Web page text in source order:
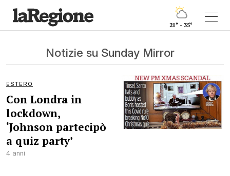
21° - 35°
Notizie su Sunday Mirror
ESTERO
Con Londra in
lockdown,
‘Johnson partecipò
a quiz party’
4 anni